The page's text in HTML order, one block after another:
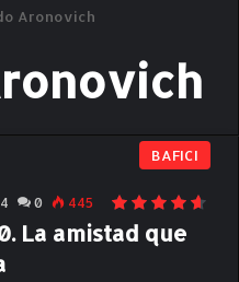
Aronovich
BAFICI
0 445
La amistad que